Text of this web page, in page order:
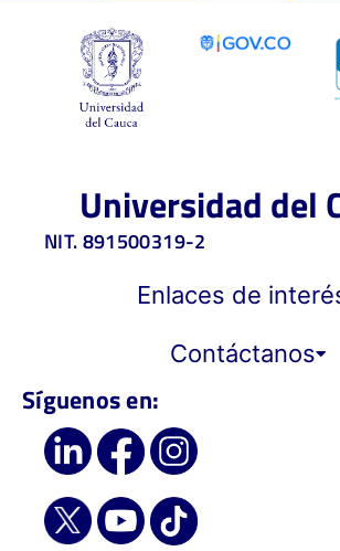
Universidad del
NIT. 891500319-2
Enlaces de
Contáctanos
Síguenos en: